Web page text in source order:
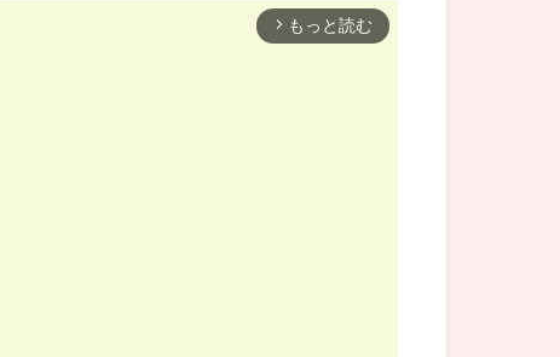
arrow_forward_ios もっと読む